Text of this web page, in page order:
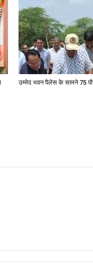
उम्मेद भवन पैलेस के सामने 75